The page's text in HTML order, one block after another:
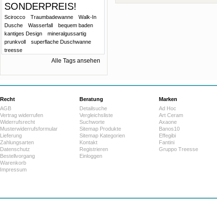
SONDERPREIS!
Scirocco Traumbadewanne
Walk-In
Dusche
Wasserfall
bequem baden
kantiges Design
mineralgussartig
prunkvoll
superflache Duschwanne
treesse
Alle Tags ansehen
Recht
AGB
Vertrag widerrufen
Widerrufsrecht
Musterwiderrufsformular
Lieferung
Zahlungsarten
Datenschutz
Bestellvorgang
Warenkorb
Impressum
Beratung
Detailsuche
Vergleichsliste
Suchworte
Sitemap Produkte
Sitemap Kategorien
Kontakt
Registrieren
Einloggen
Marken
Ad Hoc
Art Ceram
Axaone
Banos10
Effegibi
Fantini
Gruppo Treesse